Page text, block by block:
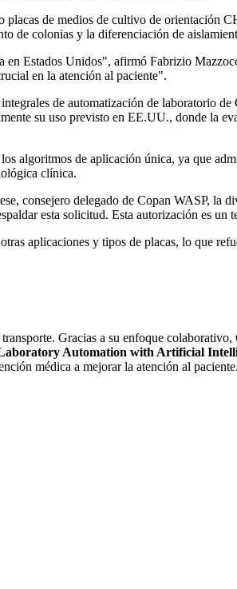
de medios de cultivo de orientación
de colonias y la diferenciación de
Estados Unidos", afirmó Fabrizio
en la atención al paciente".
de automatización de laboratorio
su uso previsto en EE.UU., donde la
algoritmos de aplicación única, ya que
clínica.
consejero delegado de Copan WASP, la
esta solicitud. Esta autorización es
aplicaciones y tipos de placas, lo que
Gracias a su enfoque
Automation with Artificial
médica a mejorar la atención al paciente.